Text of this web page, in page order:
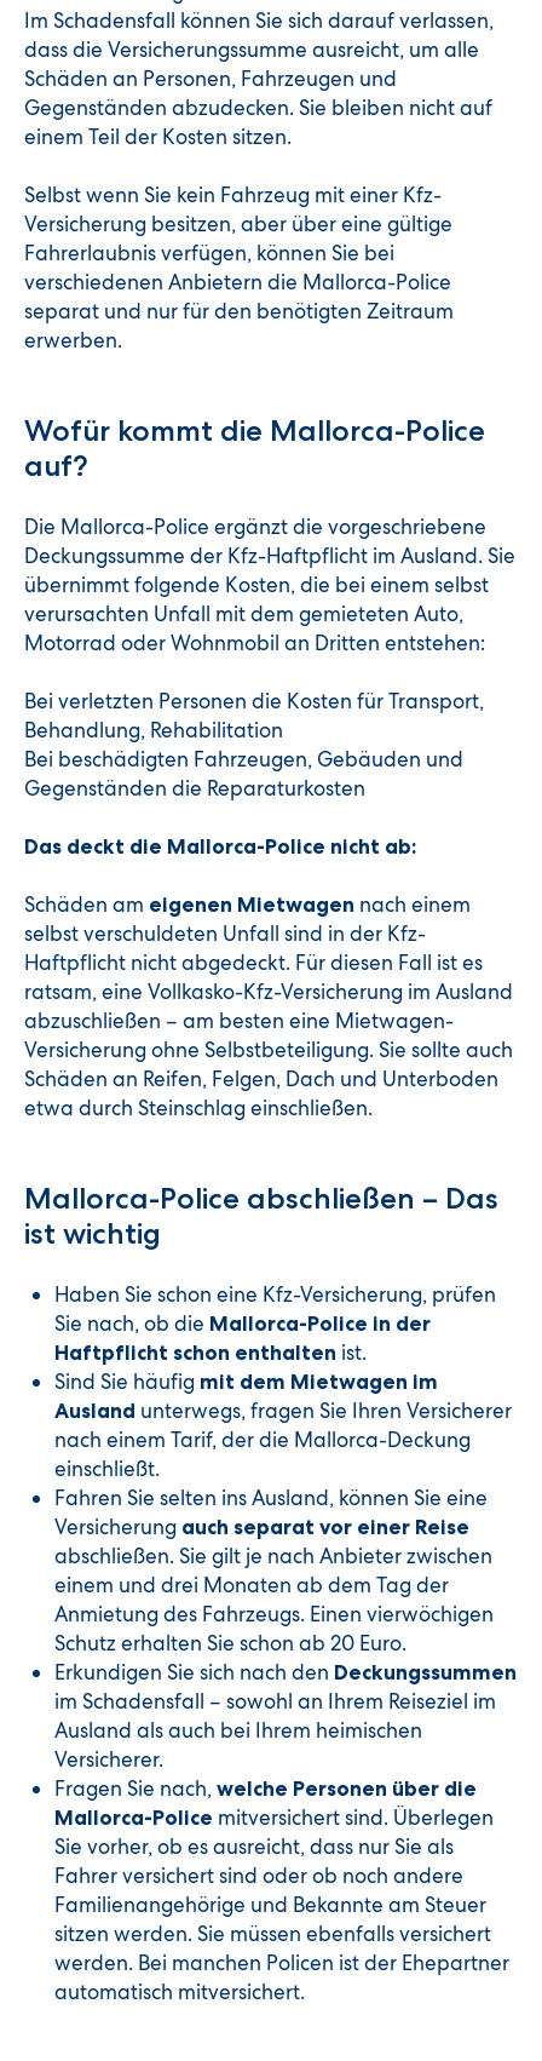
Im Schadensfall können Sie sich darauf verlassen,
dass die Versicherungssumme ausreicht, um alle
Schäden an Personen, Fahrzeugen und
Gegenständen abzudecken. Sie bleiben nicht auf
einem Teil der Kosten sitzen.
Selbst wenn Sie kein Fahrzeug mit einer Kfz-
Versicherung besitzen, aber über eine gültige
Fahrerlaubnis verfügen, können Sie bei
verschiedenen Anbietern die Mallorca-Police
separat und nur für den benötigten Zeitraum
erwerben.
Wofür kommt die Mallorca-Police
auf?
Die Mallorca-Police ergänzt die vorgeschriebene
Deckungssumme der Kfz-Haftpflicht im Ausland. Sie
übernimmt folgende Kosten, die bei einem selbst
verursachten Unfall mit dem gemieteten Auto,
Motorrad oder Wohnmobil an Dritten entstehen:
Bei verletzten Personen die Kosten für Transport,
Behandlung, Rehabilitation
Bei beschädigten Fahrzeugen, Gebäuden und
Gegenständen die Reparaturkosten
Das deckt die Mallorca-Police nicht ab:
Schäden am eigenen Mietwagen nach einem
selbst verschuldeten Unfall sind in der Kfz-
Haftpflicht nicht abgedeckt. Für diesen Fall ist es
ratsam, eine Vollkasko-Kfz-Versicherung im Ausland
abzuschließen – am besten eine Mietwagen-
Versicherung ohne Selbstbeteiligung. Sie sollte auch
Schäden an Reifen, Felgen, Dach und Unterboden
etwa durch Steinschlag einschließen.
Mallorca-Police abschließen – Das
ist wichtig
Haben Sie schon eine Kfz-Versicherung, prüfen
Sie nach, ob die Mallorca-Police in der
Haftpflicht schon enthalten ist.
Sind Sie häufig mit dem Mietwagen im
Ausland unterwegs, fragen Sie Ihren Versicherer
nach einem Tarif, der die Mallorca-Deckung
einschließt.
Fahren Sie selten ins Ausland, können Sie eine
Versicherung auch separat vor einer Reise
abschließen. Sie gilt je nach Anbieter zwischen
einem und drei Monaten ab dem Tag der
Anmietung des Fahrzeugs. Einen vierwöchigen
Schutz erhalten Sie schon ab 20 Euro.
Erkundigen Sie sich nach den Deckungssummen
im Schadensfall – sowohl an Ihrem Reiseziel im
Ausland als auch bei Ihrem heimischen
Versicherer.
Fragen Sie nach, welche Personen über die
Mallorca-Police mitversichert sind. Überlegen
Sie vorher, ob es ausreicht, dass nur Sie als
Fahrer versichert sind oder ob noch andere
Familienangehörige und Bekannte am Steuer
sitzen werden. Sie müssen ebenfalls versichert
werden. Bei manchen Policen ist der Ehepartner
automatisch mitversichert.